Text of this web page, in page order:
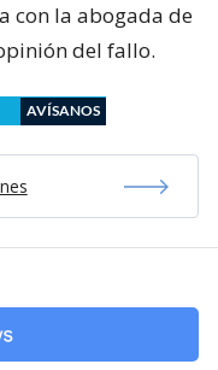
con la abogada de
del fallo.
AVÍSANOS